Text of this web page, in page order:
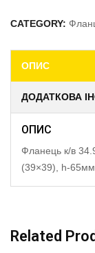
CATEGORY:
ОПИС
ДОДАТКОВА
ОПИС
Фланець к/в
(39×39), h-
Related